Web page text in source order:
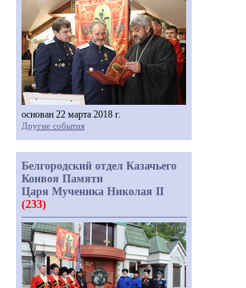
основан 22 марта 2018 г.
Другие события
Белгородский отдел Казачьего
Конвоя Памяти
Царя Мученика Николая II
(233)